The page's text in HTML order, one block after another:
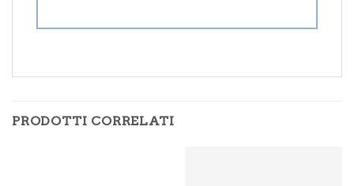
PRODOTTI CORRELATI